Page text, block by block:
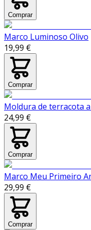
Comprar
Marco Luminoso Olivo
19,99 €
Comprar
Moldura de terracota
24,99 €
Comprar
Marco Meu Primeiro
29,99 €
Comprar